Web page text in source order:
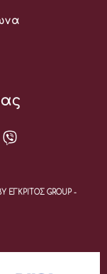
ΕΓΚΡΙΤΟΣ GROUP -